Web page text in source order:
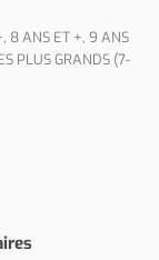
, 8 ANS ET +, 9 ANS
PLUS GRANDS (7-